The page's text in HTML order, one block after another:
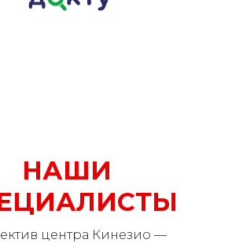
НАШИ
центра Кинезио —